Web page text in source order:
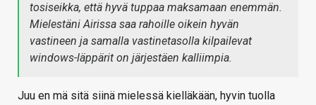
tosiseikka, että hyvä tuppaa maksamaan enemmän.
Mielestäni Airissa saa rahoille oikein hyvän
vastineen ja samalla vastinetasolla kilpailevat
windows-läppärit on järjestäen kalliimpia.
Juu en mä sitä siinä mielessä kielläkään, hyvin tuolla